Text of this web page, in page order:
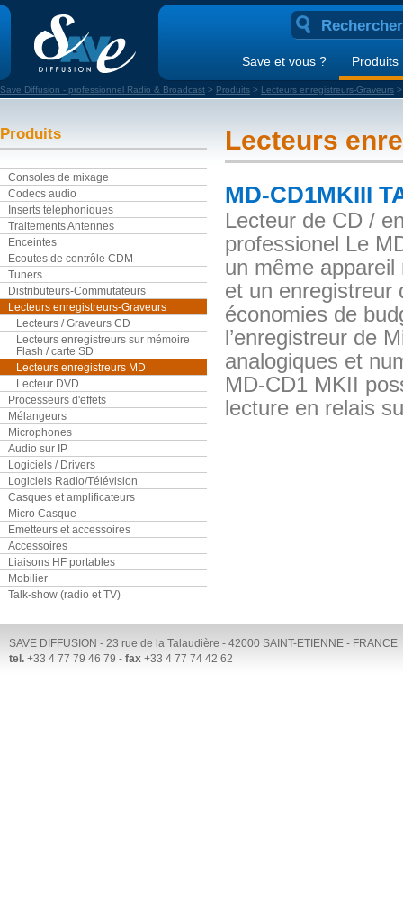
Save et vous ? Produits
Save Diffusion - professionnel Radio & Broadcast > Produits > Lecteurs enregistreurs-Graveurs
Produits
Consoles de mixage
Codecs audio
Inserts téléphoniques
Traitements Antennes
Enceintes
Ecoutes de contrôle CDM
Tuners
Distributeurs-Commutateurs
Lecteurs enregistreurs-Graveurs
Lecteurs / Graveurs CD
Lecteurs enregistreurs sur mémoire
Flash / carte SD
Lecteurs enregistreurs MD
Lecteur DVD
Processeurs d'effets
Mélangeurs
Microphones
Audio sur IP
Logiciels / Drivers
Logiciels Radio/Télévision
Casques et amplificateurs
Micro Casque
Emetteurs et accessoires
Accessoires
Liaisons HF portables
Mobilier
Talk-show (radio et TV)
Lecteurs
MD-CD1MKIII
Lecteur de CD /
professionel Le
un même
et un enregistreur
économies de
l’enregistreur de
analogiques et
MD-CD1 MKII
lecture en relais
SAVE DIFFUSION - 23 rue de la Talaudière - 42000 SAINT-ETIENNE - FRANCE
tel. +33 4 77 79 46 79 - fax +33 4 77 74 42 62